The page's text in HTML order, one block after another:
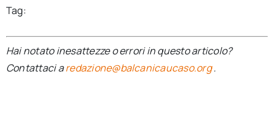
Tag:
Hai notato inesattezze o errori in questo articolo?
Contattaci aredazione@balcanicaucaso.org.